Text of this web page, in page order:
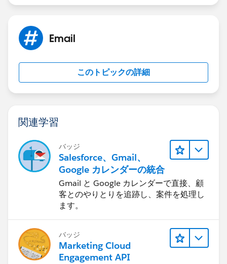
Email
このトピックの詳細
関連学習
バッジ
Salesforce、Gmail、
Google カレンダーの統合
Gmail と Google カレンダーで直接、顧
客とのやりとりを追跡し、案件を処理し
ます。
バッジ
Marketing Cloud
Engagement API